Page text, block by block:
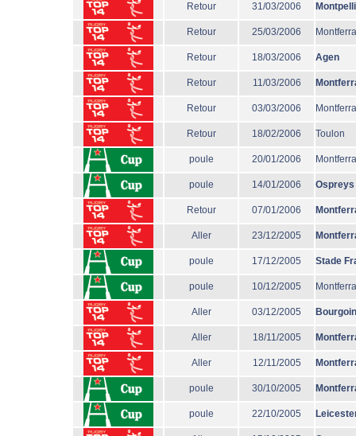
Retour 31/03/2006
Retour 25/03/2006
Retour 18/03/2006 Agen
Retour 11/03/2006
Retour 03/03/2006
Retour 18/02/2006 Toulon
poule 20/01/2006
poule 14/01/2006 Ospreys
Retour 07/01/2006
Aller 23/12/2005
poule 17/12/2005 Stade
poule 10/12/2005
Aller 03/12/2005 Bourgoin
Aller 18/11/2005
Aller 12/11/2005
poule 30/10/2005
poule 22/10/2005